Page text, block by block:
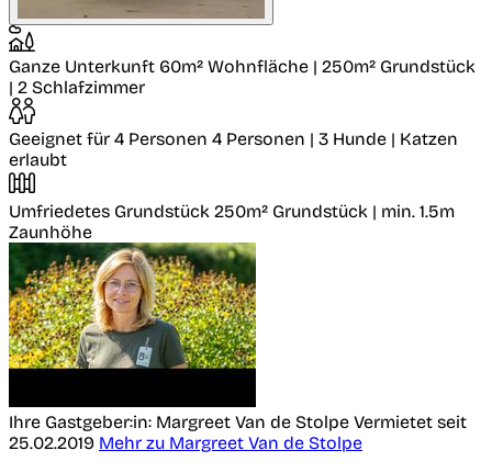
Ganze Unterkunft 60m² Wohnfläche | 250m² Grundstück
| 2 Schlafzimmer
Geeignet für 4 Personen 4 Personen | 3 Hunde | Katzen
erlaubt
Umfriedetes Grundstück 250m² Grundstück | min. 1.5m
Zaunhöhe
Ihre Gastgeber:in: Margreet Van de Stolpe Vermietet seit
25.02.2019 Mehr zu Margreet Van de Stolpe